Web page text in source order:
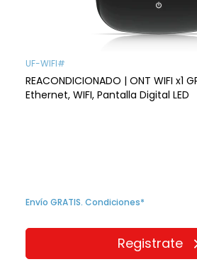
UF-WIFI#
REACONDICIONADO | ONT WIFI x1 GPON / x4 Gb
Ethernet, WIFI, Pantalla Digital LED
Envío GRATIS. Condiciones*
Registrate